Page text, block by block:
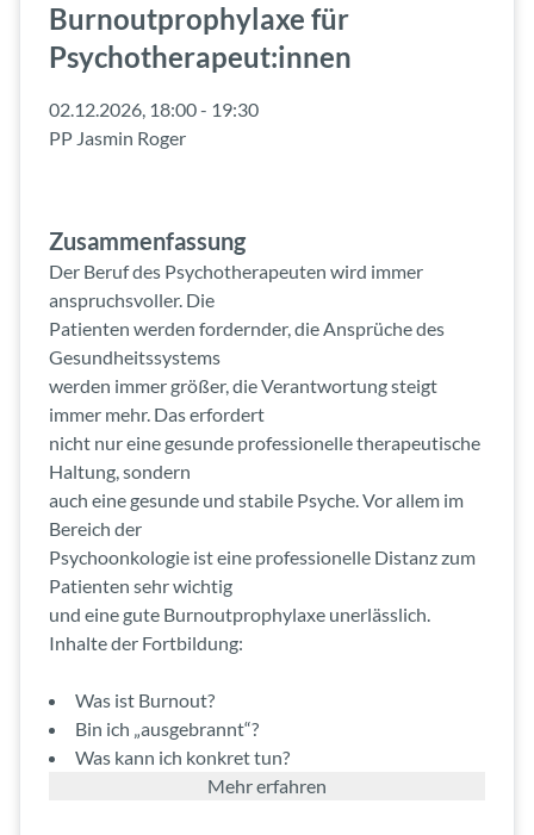
Burnoutprophylaxe für
Psychotherapeut:innen
02.12.2026, 18:00 - 19:30
PP Jasmin Roger
Zusammenfassung
Der Beruf des Psychotherapeuten wird immer
anspruchsvoller. Die
Patienten werden fordernder, die Ansprüche des
Gesundheitssystems
werden immer größer, die Verantwortung steigt
immer mehr. Das erfordert
nicht nur eine gesunde professionelle therapeutische
Haltung, sondern
auch eine gesunde und stabile Psyche. Vor allem im
Bereich der
Psychoonkologie ist eine professionelle Distanz zum
Patienten sehr wichtig
und eine gute Burnoutprophylaxe unerlässlich.
Inhalte der Fortbildung:
Was ist Burnout?
Bin ich „ausgebrannt“?
Was kann ich konkret tun?
Mehr erfahren